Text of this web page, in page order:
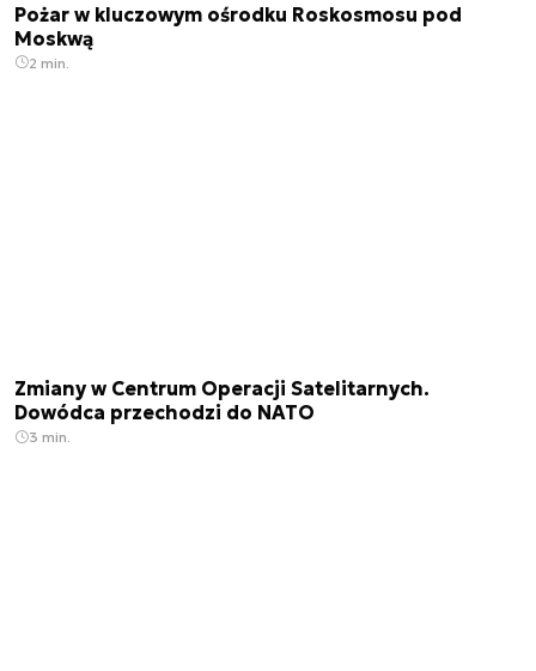
Pożar w kluczowym ośrodku Roskosmosu pod
Moskwą
2 min.
Zmiany w Centrum Operacji Satelitarnych.
Dowódca przechodzi do NATO
3 min.